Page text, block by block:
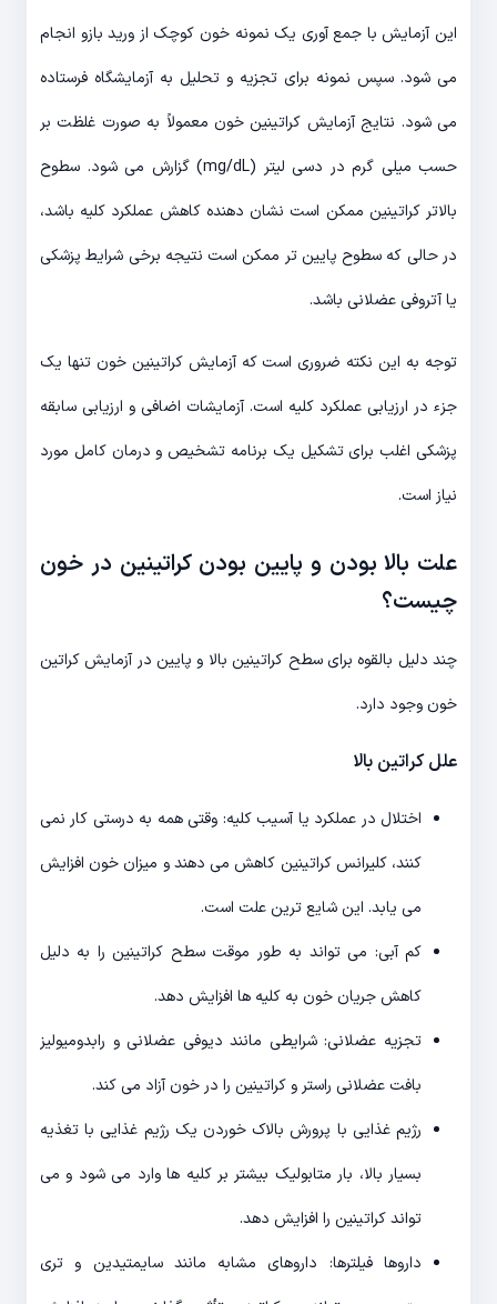
این آزمایش با جمع آوری یک نمونه خون کوچک از ورید بازو انجام
می شود. سپس نمونه برای تجزیه و تحلیل به آزمایشگاه فرستاده
می شود. نتایج آزمایش کراتینین خون معمولاً به صورت غلظت بر
حسب میلی گرم در دسی لیتر (mg/dL) گزارش می شود. سطوح
بالاتر کراتینین ممکن است نشان دهنده کاهش عملکرد کلیه باشد،
در حالی که سطوح پایین تر ممکن است نتیجه برخی شرایط پزشکی
یا آتروفی عضلانی باشد.
توجه به این نکته ضروری است که آزمایش کراتینین خون تنها یک
جزء در ارزیابی عملکرد کلیه است. آزمایشات اضافی و ارزیابی سابقه
پزشکی اغلب برای تشکیل یک برنامه تشخیص و درمان کامل مورد
نیاز است.
علت بالا بودن و پایین بودن کراتینین در خون
چیست؟
چند دلیل بالقوه برای سطح کراتینین بالا و پایین در آزمایش کراتین
خون وجود دارد.
علل کراتین بالا
اختلال در عملکرد یا آسیب کلیه: وقتی همه به درستی کار نمی
کنند، کلیرانس کراتینین کاهش می دهند و میزان خون افزایش
می یابد. این شایع ترین علت است.
کم آبی: می تواند به طور موقت سطح کراتینین را به دلیل
کاهش جریان خون به کلیه ها افزایش دهد.
تجزیه عضلانی: شرایطی مانند دیوفی عضلانی و رابدومیولیز
بافت عضلانی راستر و کراتینین را در خون آزاد می کند.
رژیم غذایی با پرورش بالاک خوردن یک رژیم غذایی با تغذیه
بسیار بالا، بار متابولیک بیشتر بر کلیه ها وارد می شود و می
تواند کراتینین را افزایش دهد.
داروها فیلترها: داروهای مشابه مانند سایمتیدین و تری